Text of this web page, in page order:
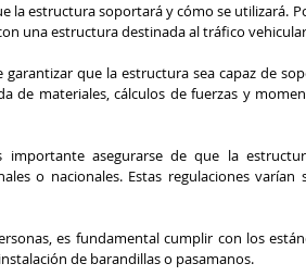
la estructura soportará y cómo se utilizará.
una estructura destinada al tráfico
que la estructura sea capaz de
de materiales, cálculos de fuerzas y
importante asegurarse de que la
o nacionales. Estas regulaciones
es fundamental cumplir con los
de barandillas o pasamanos.